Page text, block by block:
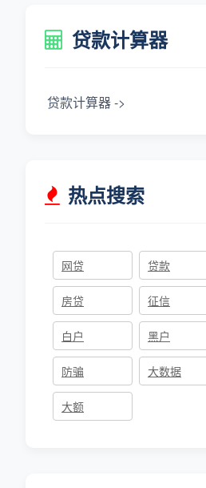
贷款计算器
贷款计算器 ->
热点搜索
网贷 贷款
房贷 征信
白户 黑户
防骗 大数据
大额